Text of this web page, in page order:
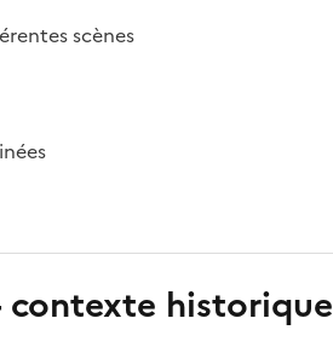
scènes
historique